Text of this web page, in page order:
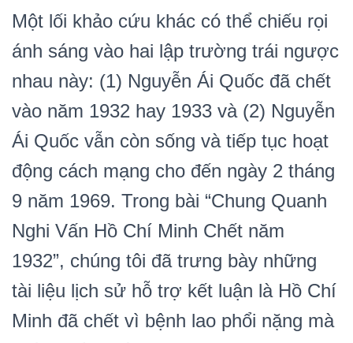
Một lối khảo cứu khác có thể chiếu rọi
ánh sáng vào hai lập trường trái ngược
nhau này: (1) Nguyễn Ái Quốc đã chết
vào năm 1932 hay 1933 và (2) Nguyễn
Ái Quốc vẫn còn sống và tiếp tục hoạt
động cách mạng cho đến ngày 2 tháng
9 năm 1969. Trong bài “Chung Quanh
Nghi Vấn Hồ Chí Minh Chết năm
1932”, chúng tôi đã trưng bày những
tài liệu lịch sử hỗ trợ kết luận là Hồ Chí
Minh đã chết vì bệnh lao phổi nặng mà